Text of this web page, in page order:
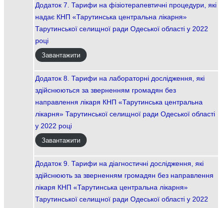
Додаток 7. Тарифи на фізіотерапевтичні процедури, які
надає КНП «Тарутинська центральна лікарня»
Тарутинської селищної ради Одеської області у 2022
році
Завантажити
Додаток 8. Тарифи на лабораторні дослідження, які
здійснюються за зверненням громадян без
направлення лікаря КНП «Тарутинська центральна
лікарня» Тарутинської селищної ради Одеської області
у 2022 році
Завантажити
Додаток 9. Тарифи на діагностичні дослідження, які
здійснюють за зверненням громадян без направлення
лікаря КНП «Тарутинська центральна лікарня»
Тарутинської селищної ради Одеської області у 2022